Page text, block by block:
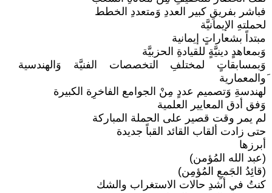
فباشر بفريقِ كبير العددِ وَمتعددِ الخطط
لحملتهِ الإيمانيَّة
مبتداً بشعاراتٍ إيمانية
وَبمعاهدٍ دينيَّةٍ للقيادةِ الحزبيَّة
وَبمسابقاتٍ لمختلفِ التخصصات الفنيَّة وَالهندسية
َوالمعمارية
لهندسةِ وَتصميم عددٍ مِنْ الجوامع الفاخرِة الكبيرة
وَفق أدق المعايير العلمية
لم يمر وقت قصير على الحملة المباركة
حتى زادت ألقاب القائد القباً جديدة
أبرزها
(عبد الله المُؤمن)
(قائِدُ الجَمعِ المُؤمِن)
كنتُ في أشدِ حالات الاستغراب والشك